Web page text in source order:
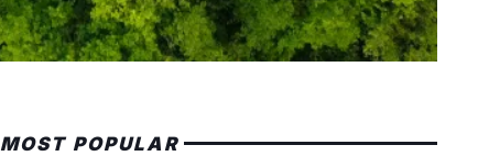
MOST POPULAR